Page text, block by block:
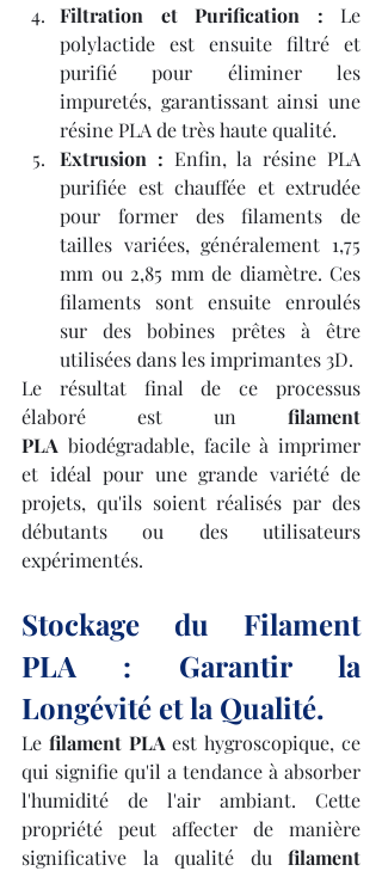
Filtration et Purification : Le
polylactide est ensuite filtré et
purifié pour éliminer les
impuretés, garantissant ainsi une
résine PLA de très haute qualité.
Extrusion : Enfin, la résine PLA
purifiée est chauffée et extrudée
pour former des filaments de
tailles variées, généralement 1,75
mm ou 2,85 mm de diamètre. Ces
filaments sont ensuite enroulés
sur des bobines prêtes à être
utilisées dans les imprimantes 3D.
Le résultat final de ce processus
élaboré est un filament
PLA biodégradable, facile à imprimer
et idéal pour une grande variété de
projets, qu'ils soient réalisés par des
débutants ou des utilisateurs
expérimentés.
Stockage du Filament
PLA : Garantir la
Longévité et la Qualité.
Le filament PLA est hygroscopique, ce
qui signifie qu'il a tendance à absorber
l'humidité de l'air ambiant. Cette
propriété peut affecter de manière
significative la qualité du filament